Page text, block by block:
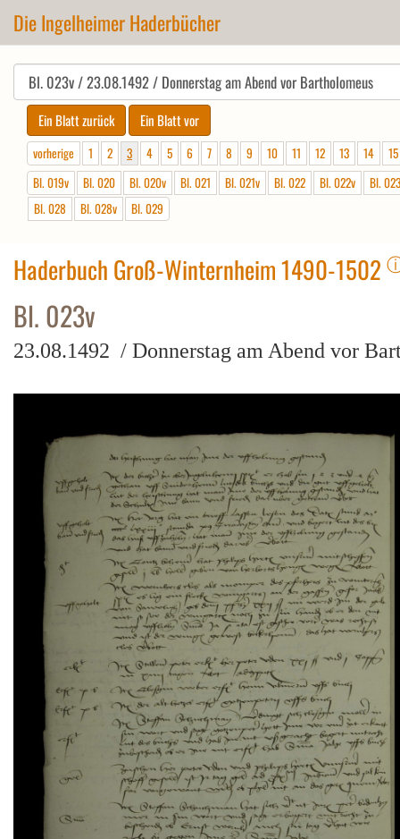
Die Ingelheimer Haderbücher
vorherige 1 2 3 4 5 6 7 8 9 10 11 12 13 14
15
Bl. 019v
Bl. 020 Bl. 020v Bl. 021 Bl. 021v Bl. 022 Bl. 022v
Bl. 023
Bl. 028
Bl. 028v Bl. 029
Haderbuch Groß-Winternheim 1490-1502
Bl. 023v
23.08.1492 / Donnerstag am Abend vor